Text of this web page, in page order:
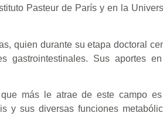
Pasteur de París y en la
quien durante su etapa doctoral
gastrointestinales. Sus aportes
más le atrae de este campo
y sus diversas funciones